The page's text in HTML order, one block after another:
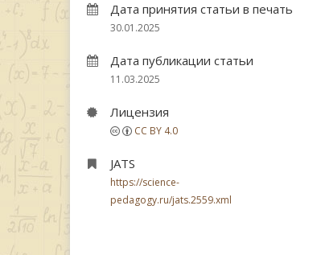
Дата принятия статьи в печать
30.01.2025
Дата публикации статьи
11.03.2025
Лицензия
CC BY 4.0
JATS
https://science-
pedagogy.ru/jats.2559.xml